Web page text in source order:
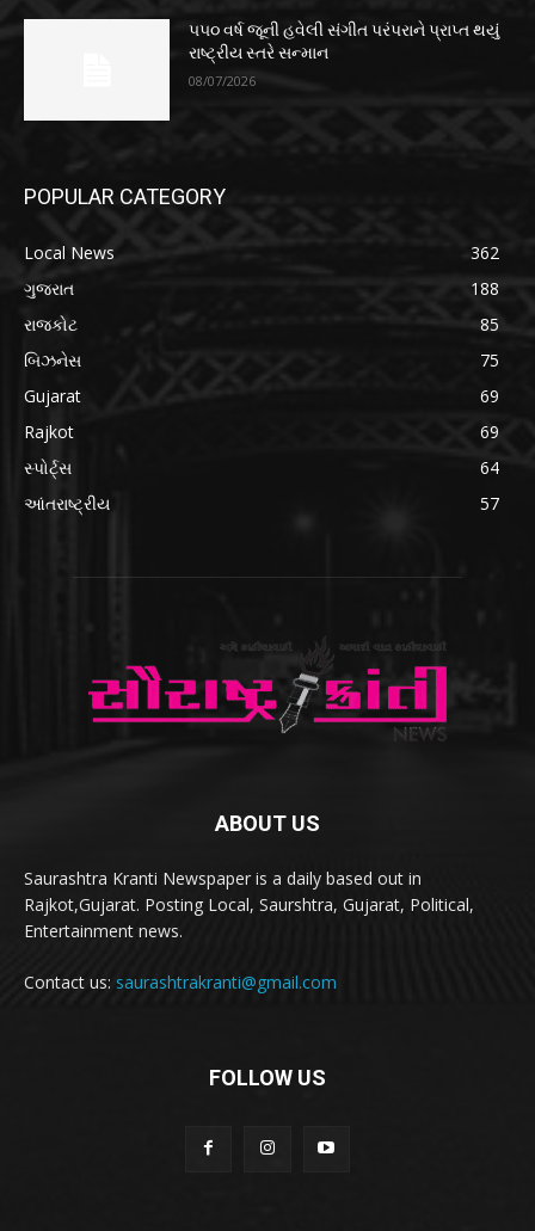
૫૫૦ વર્ષ જૂની હવેલી સંગીત પરંપરાને પ્રાપ્ત થયું
રાષ્ટ્રીય સ્તરે સન્માન
08/07/2026
POPULAR CATEGORY
Local News
362
ગુજરાત
188
રાજકોટ
85
બિઝનેસ
75
Gujarat
69
Rajkot
69
સ્પોર્ટ્સ
64
આંતરાષ્ટ્રીય
57
ABOUT US
Saurashtra Kranti Newspaper is a daily based out in
Rajkot,Gujarat. Posting Local, Saurshtra, Gujarat, Political,
Entertainment news.
Contact us: saurashtrakranti@gmail.com
FOLLOW US